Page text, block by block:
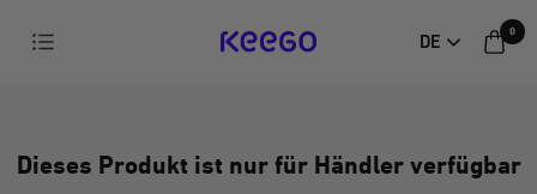
Navigation KEEGO DE
0
Dieses Produkt ist nur für Händler verfügbar